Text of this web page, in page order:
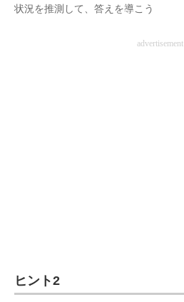
エレクトロニクス専門サイト
状況を推測して、答えを導こう
advertisement
ヒント2